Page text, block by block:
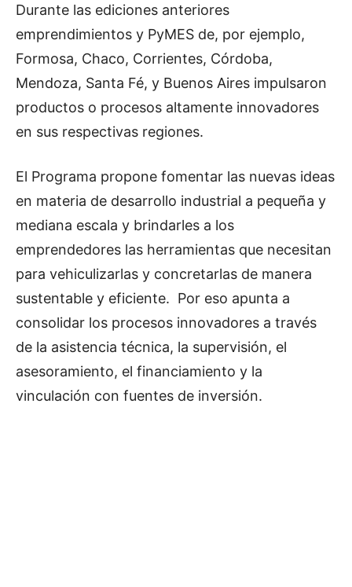
Durante las ediciones anteriores
emprendimientos y PyMES de, por ejemplo,
Formosa, Chaco, Corrientes, Córdoba,
Mendoza, Santa Fé, y Buenos Aires impulsaron
productos o procesos altamente innovadores
en sus respectivas regiones.
El Programa propone fomentar las nuevas ideas
en materia de desarrollo industrial a pequeña y
mediana escala y brindarles a los
emprendedores las herramientas que necesitan
para vehiculizarlas y concretarlas de manera
sustentable y eficiente. Por eso apunta a
consolidar los procesos innovadores a través
de la asistencia técnica, la supervisión, el
asesoramiento, el financiamiento y la
vinculación con fuentes de inversión.